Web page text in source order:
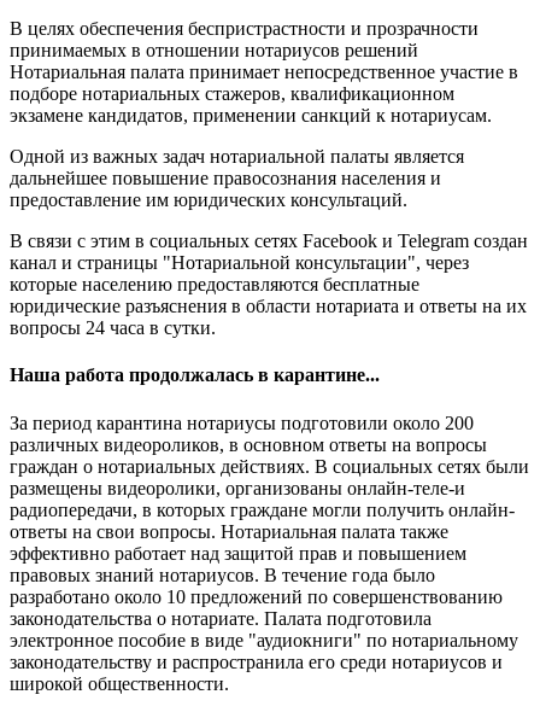
В целях обеспечения беспристрастности и прозрачности
принимаемых в отношении нотариусов решений
Нотариальная палата принимает непосредственное участие в
подборе нотариальных стажеров, квалификационном
экзамене кандидатов, применении санкций к нотариусам.
Одной из важных задач нотариальной палаты является
дальнейшее повышение правосознания населения и
предоставление им юридических консультаций.
В связи с этим в социальных сетях Facebook и Telegram создан
канал и страницы "Нотариальной консультации", через
которые населению предоставляются бесплатные
юридические разъяснения в области нотариата и ответы на их
вопросы 24 часа в сутки.
Наша работа продолжалась в карантине...
За период карантина нотариусы подготовили около 200
различных видеороликов, в основном ответы на вопросы
граждан о нотариальных действиях. В социальных сетях были
размещены видеоролики, организованы онлайн-теле-и
радиопередачи, в которых граждане могли получить онлайн-
ответы на свои вопросы. Нотариальная палата также
эффективно работает над защитой прав и повышением
правовых знаний нотариусов. В течение года было
разработано около 10 предложений по совершенствованию
законодательства о нотариате. Палата подготовила
электронное пособие в виде "аудиокниги" по нотариальному
законодательству и распространила его среди нотариусов и
широкой общественности.